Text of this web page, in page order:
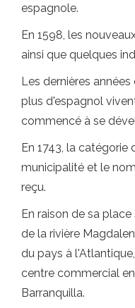
espagnole.
En 1598, les
ainsi que quelques
Les dernières
plus d'espagnol
commencé à se
En 1743, la catégorie
municipalité et le
reçu.
En raison de sa
de la rivière
du pays à
centre commercial
Barranquilla.